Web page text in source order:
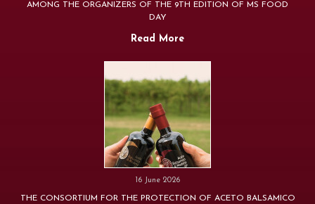
AMONG THE ORGANIZERS OF THE 9TH EDITION OF MS FOOD
DAY
Read More
16 June 2026
THE CONSORTIUM FOR THE PROTECTION OF ACETO BALSAMICO